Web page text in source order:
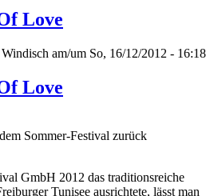
Love
Windisch am/um So, 16/12/2012 - 16:18
Love
Sommer-Festival zurück
GmbH 2012 das traditionsreiche
Tunisee ausrichtete, lässt man